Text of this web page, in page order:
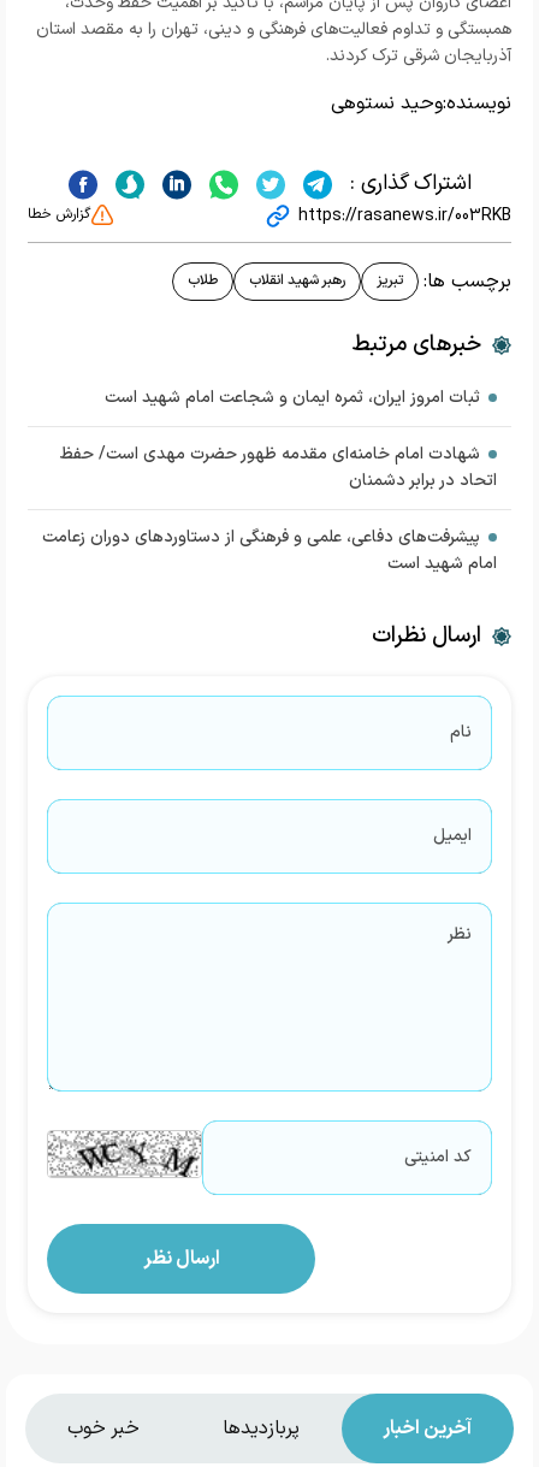
همبستگی و تداوم فعالیت‌های فرهنگی و دینی، تهران را به مقصد استان
آذربایجان شرقی ترک کردند.
نویسنده:وحید نستوهی
اشتراک گذاری :
https://rasanews.ir/003RKB گزارش خطا
برچسب ها: تبریز رهبر شهید انقلاب طلاب
خبرهای مرتبط
ثبات امروز ایران، ثمره ایمان و شجاعت امام شهید است
شهادت امام خامنه‌ای مقدمه ظهور حضرت مهدی است/ حفظ
اتحاد در برابر دشمنان
پیشرفت‌های دفاعی، علمی و فرهنگی از دستاورد‌های دوران زعامت
امام شهید است
ارسال نظرات
آخرین اخبار پربازدیدها خبر خوب